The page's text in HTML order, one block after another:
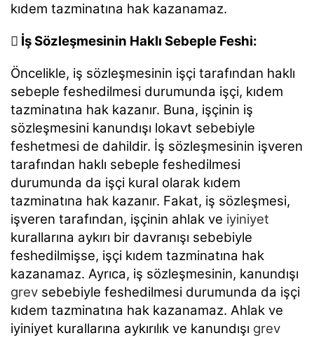
kıdem tazminatına hak kazanamaz.
 İş Sözleşmesinin Haklı Sebeple Feshi:
Öncelikle, iş sözleşmesinin işçi tarafından haklı
sebeple feshedilmesi durumunda işçi, kıdem
tazminatına hak kazanır. Buna, işçinin iş
sözleşmesini kanundışı lokavt sebebiyle
feshetmesi de dahildir. İş sözleşmesinin işveren
tarafından haklı sebeple feshedilmesi
durumunda da işçi kural olarak kıdem
tazminatına hak kazanır. Fakat, iş sözleşmesi,
işveren tarafından, işçinin ahlak ve iyiniyet
kurallarına aykırı bir davranışı sebebiyle
feshedilmişse, işçi kıdem tazminatına hak
kazanamaz. Ayrıca, iş sözleşmesinin, kanundışı
grev sebebiyle feshedilmesi durumunda da işçi
kıdem tazminatına hak kazanamaz. Ahlak ve
iyiniyet kurallarına aykırılık ve kanundışı grev